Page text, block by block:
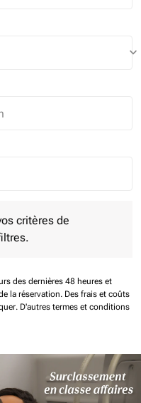
keyboard_arrow_down
critères de
des dernières 48 heures et
la réservation. Des frais et coûts
D'autres termes et conditions